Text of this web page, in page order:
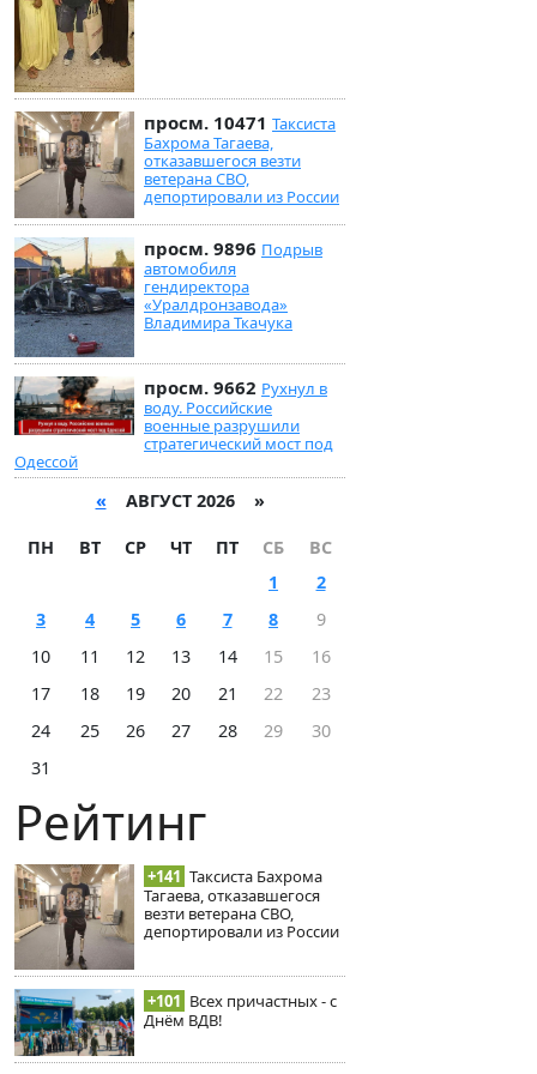
просм. 10471 Таксиста
Бахрома Тагаева,
отказавшегося везти
ветерана СВО,
депортировали из России
просм. 9896 Подрыв
автомобиля
гендиректора
«Уралдронзавода»
Владимира Ткачука
просм. 9662 Рухнул в
воду. Российские
военные разрушили
стратегический мост под
Одессой
« АВГУСТ 2026 »
ПН ВТ СР ЧТ ПТ СБ
ВС
1
2
3
4 5 6 7 8
9
10
11 12 13 14 15
16
17
18 19 20 21 22
23
24
25 26 27 28 29
30
31
Рейтинг
+141 Таксиста Бахрома
Тагаева, отказавшегося
везти ветерана СВО,
депортировали из России
+101 Всех причастных - с
Днём ВДВ!